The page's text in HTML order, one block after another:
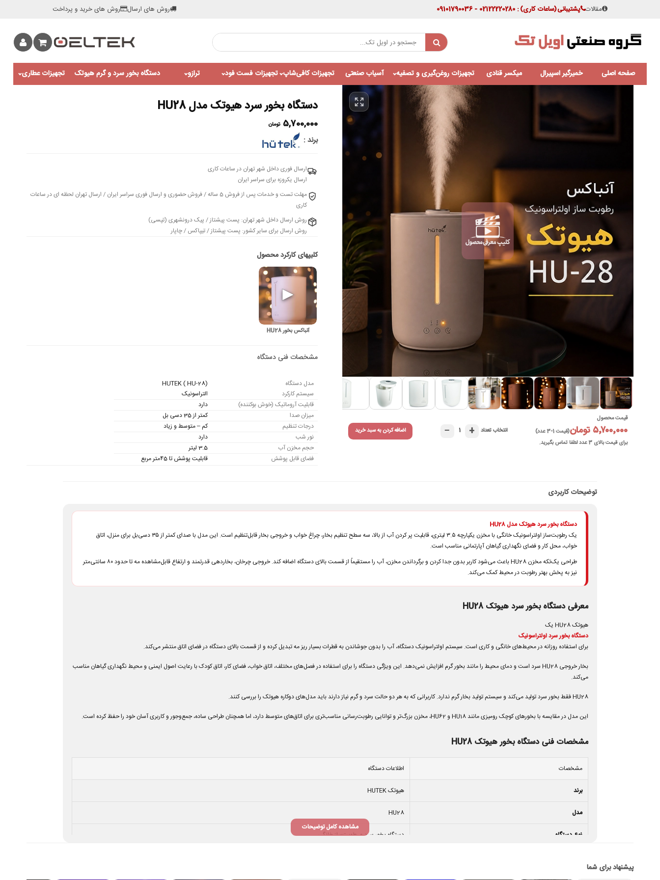
مقالات پشتیبانی(ساعات کاری): 02122220280 - 09101790036 روش های ارسال روش های خرید و پرداخت
صفحه اصلی خمیرگیر اسپیرال میکسر قنادی تجهیزات روغن‌گیری و تصفیه آسیاب صنعتی تجهیزات کافی‌شاپ تجهیزات فست فود ترازو دستگاه بخور سرد و گرم هیوتک تجهیزات عطاری
►
قیمت محصول
۵٬۷۰۰٬۰۰۰ تومان (قیمت 1-3 عدد) انتخاب تعداد + ۱ − اضافه کردن به سبد خرید
برای قیمت بالای 3 عدد لطفا تماس بگیرید.
دستگاه بخور سرد هیوتک مدل HU28
5,700,000 تومان
برند
ارسال فوری داخل شهر تهران در ساعات کاری
ارسال یکروزه برای سراسر ایران
مهلت تست و خدمات پس از فروش 5 ساله / فروش حضوری و ارسال فوری سراسر ایران / ارسال تهران لحظه ای در ساعات
کاری
روش ارسال داخل شهر تهران: پست پیشتاز / پیک درونشهری (تپسی)
روش ارسال برای سایر کشور: پست پیشتاز / تیپاکس / چاپار
آنباکس بخور HU28
سیستم کارکرد
التراسونیک
قابلیت آروماتیک (خوش بوکننده)
دارد
میزان صدا
کمتر از 35 دسی بل
درجات تنظیم
کم – متوسط و زیاد
نور شب
دارد
حجم مخزن آب
3.5 لیتر
فضای قابل پوشش
قابلیت پوشش تا 45متر مربع
مدل دستگاه HUTEK ( HU-28)
توضیحات کاربردی
دستگاه بخور سرد هیوتک مدل HU28
یک رطوبت‌ساز اولتراسونیک خانگی با مخزن یکپارچه ۳.۵ لیتری، قابلیت پر کردن آب از بالا، سه سطح تنظیم بخار، چراغ خواب و خروجی بخار قابل‌تنظیم است. این مدل با صدای کمتر از ۳۵ دسی‌بل برای منزل، اتاق
خواب، محل کار و فضای نگهداری گیاهان آپارتمانی مناسب است.
طراحی یک‌تکه مخزن HU28 باعث می‌شود کاربر بدون جدا کردن و برگرداندن مخزن، آب را مستقیماً از قسمت بالای دستگاه اضافه کند. خروجی چرخان، بخاردهی قدرتمند و ارتفاع قابل‌مشاهده مه تا حدود ۸۰ سانتی‌متر
نیز به پخش بهتر رطوبت در محیط کمک می‌کند.
معرفی دستگاه بخور سرد هیوتک HU28
هیوتک HU28 یک
دستگاه بخور سرد اولتراسونیک
برای استفاده روزانه در محیط‌های خانگی و کاری است. سیستم اولتراسونیک دستگاه، آب را بدون جوشاندن به قطرات بسیار ریز مه تبدیل کرده و از قسمت بالای دستگاه در فضای اتاق منتشر می‌کند.
بخار خروجی HU28 سرد است و دمای محیط را مانند بخور گرم افزایش نمی‌دهد. این ویژگی دستگاه را برای استفاده در فصل‌های مختلف، اتاق خواب، فضای کار، اتاق کودک با رعایت اصول ایمنی و محیط نگهداری گیاهان مناسب
می‌کند.
HU28 فقط بخور سرد تولید می‌کند و سیستم تولید بخار گرم ندارد. کاربرانی که به هر دو حالت سرد و گرم نیاز دارند باید مدل‌های دوکاره هیوتک را بررسی کنند.
این مدل در مقایسه با بخورهای کوچک رومیزی مانند HU18 و HU62، مخزن بزرگ‌تر و توانایی رطوبت‌رسانی مناسب‌تری برای اتاق‌های متوسط دارد، اما همچنان طراحی ساده، جمع‌وجور و کاربری آسان خود را حفظ کرده است.
مشخصات فنی دستگاه بخور هیوتک HU28
مشخصات اطلاعات دستگاه
برند هیوتک HUTEK
مدل HU28
نوع دستگاه دستگاه بخور سرد و رطوبت‌ساز خانگی
مشاهده کامل توضیحات
پیشنهاد برای شما